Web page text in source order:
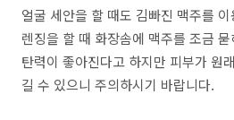
얼굴 세안을 할 때도 김빠진 맥주를
렌징을 할 때 화장솜에 맥주를 조금
탄력이 좋아진다고 하지만 피부가 원
길 수 있으니 주의하시기 바랍니다.